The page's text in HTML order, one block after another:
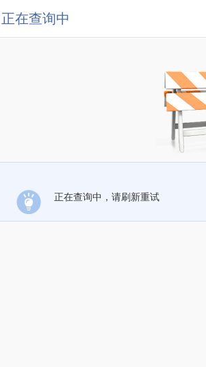
正在查询中
正在查询中，请刷新重试